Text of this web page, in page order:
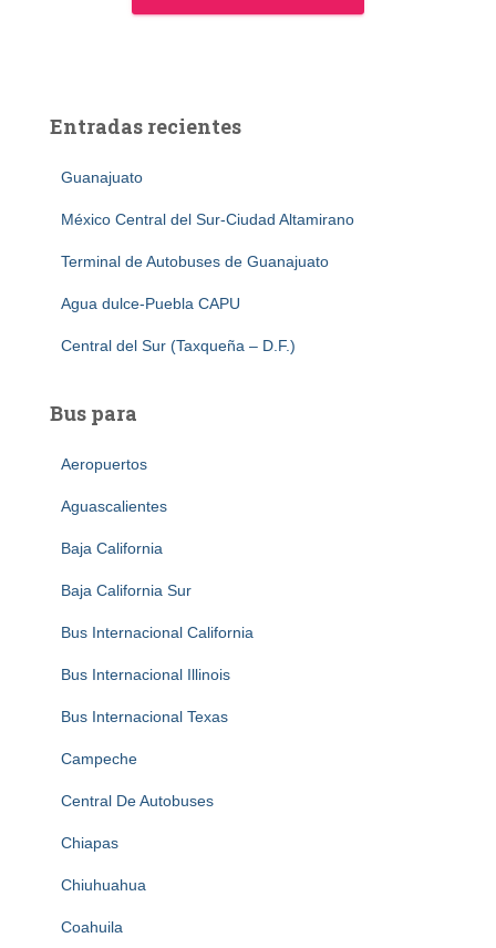
Entradas recientes
Guanajuato
México Central del Sur-Ciudad Altamirano
Terminal de Autobuses de Guanajuato
Agua dulce-Puebla CAPU
Central del Sur (Taxqueña – D.F.)
Bus para
Aeropuertos
Aguascalientes
Baja California
Baja California Sur
Bus Internacional California
Bus Internacional Illinois
Bus Internacional Texas
Campeche
Central De Autobuses
Chiapas
Chiuhuahua
Coahuila